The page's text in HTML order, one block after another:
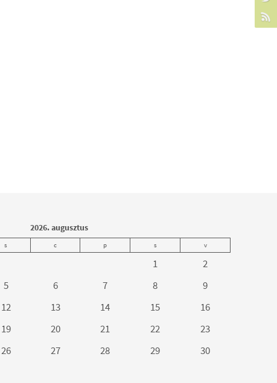
2026. augusztus
s c p s v
1
2
5 6 7 8
9
12 13 14 15
16
19 20 21 22
23
26 27 28 29
30